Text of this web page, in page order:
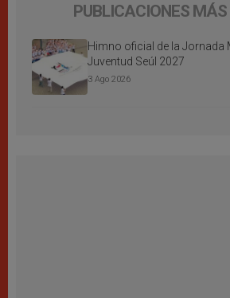
PUBLICACIONES
Himno oficial de la Jornada
Juventud Seúl 2027
3 Ago 2026